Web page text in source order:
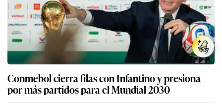
Conmebol cierra filas con Infantino y presiona
por más partidos para el Mundial 2030